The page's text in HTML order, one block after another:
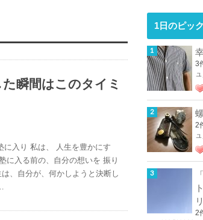
瞬間はこのタイミ
入り 私は、 人生を豊かにす
に入る前の、自分の想いを 振り
自分が、何かしようと決断し
1日のピッ
3
2
2